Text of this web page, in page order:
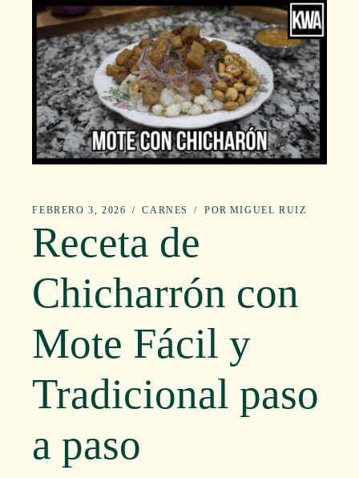
FEBRERO 3, 2026 CARNES POR MIGUEL RUIZ
Receta de
Chicharrón con
Mote Fácil y
Tradicional paso
a paso